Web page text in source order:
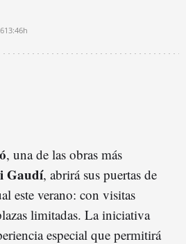
13:46h
, una de las obras más
Gaudí, abrirá sus puertas de
este verano: con visitas
limitadas. La iniciativa
especial que permitirá